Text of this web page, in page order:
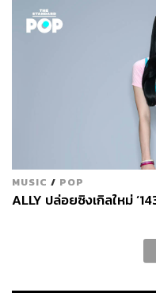
สำนั
ทีมข่
MUSIC / POP
ALLY ปล่อยซิงเกิลใหม่